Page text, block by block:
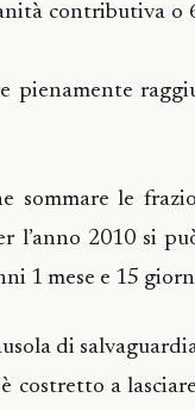
contributiva o
pienamente
sommare le
l’anno 2010 si
1 mese e 15
di
a